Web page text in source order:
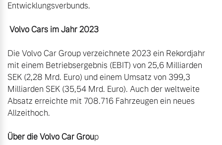
Entwicklungsverbunds.
Volvo Cars im Jahr 2023
Die Volvo Car Group verzeichnete 2023 ein Rekordjahr
mit einem Betriebsergebnis (EBIT) von 25,6 Milliarden
SEK (2,28 Mrd. Euro) und einem Umsatz von 399,3
Milliarden SEK (35,54 Mrd. Euro). Auch der weltweite
Absatz erreichte mit 708.716 Fahrzeugen ein neues
Allzeithoch.
Über die Volvo Car Group